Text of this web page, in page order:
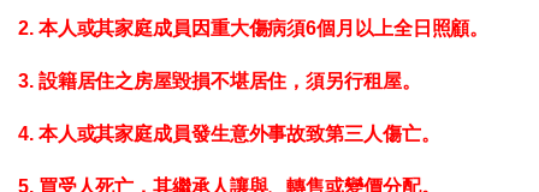
2. 本人或其家庭成員因重大傷病須6個月以上全日照顧。
3. 設籍居住之房屋毀損不堪居住，須另行租屋。
4. 本人或其家庭成員發生意外事故致第三人傷亡。
5. 買受人死亡，其繼承人讓與、轉售或變價分配。